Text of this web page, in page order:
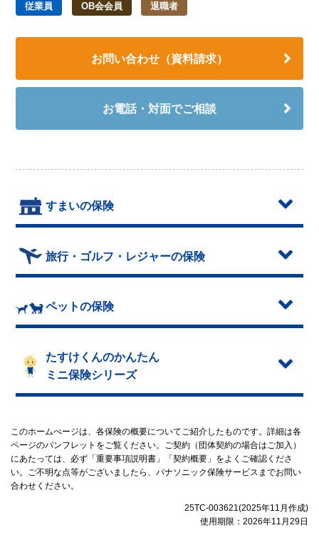
従業員 OB会会員 退職者
お問い合わせ（資料請求）
お電話・対面でご相談
すまいの保険
旅行・ゴルフ・レジャーの保険
ペットの保険
たすけくんのかんたん
ミニ保険シリーズ
このホームぺージは、各保険の概要についてご紹介したものです。詳細は各
ページのパンフレットをご覧ください。ご契約（団体契約の場合はご加入）
にあたっては、必ず「重要事項説明書」「契約概要」をよくご確認くださ
い。ご不明な点等がございましたら、パナソニック保険サービスまでお問い
合わせください。
25TC-003621(2025年11月作成)
使用期限：2026年11月29日